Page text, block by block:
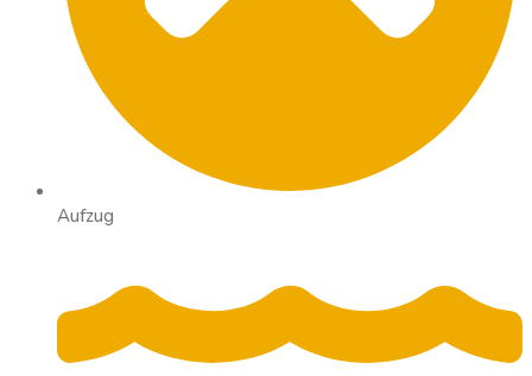
Aufzug